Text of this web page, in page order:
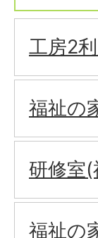
工房2
福祉の
研修室(
福祉の